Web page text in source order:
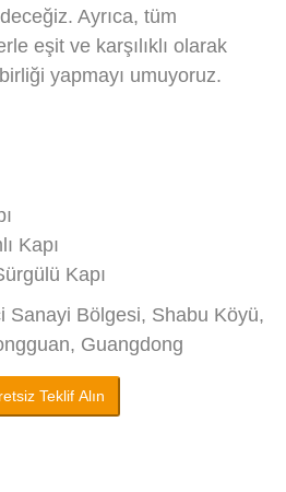
Ayrıca, tüm
eşit ve karşılıklı olarak
yapmayı umuyoruz.
Kapı
Kapı
Sanayi Bölgesi, Shabu Köyü,
Guangdong
Teklif Alın